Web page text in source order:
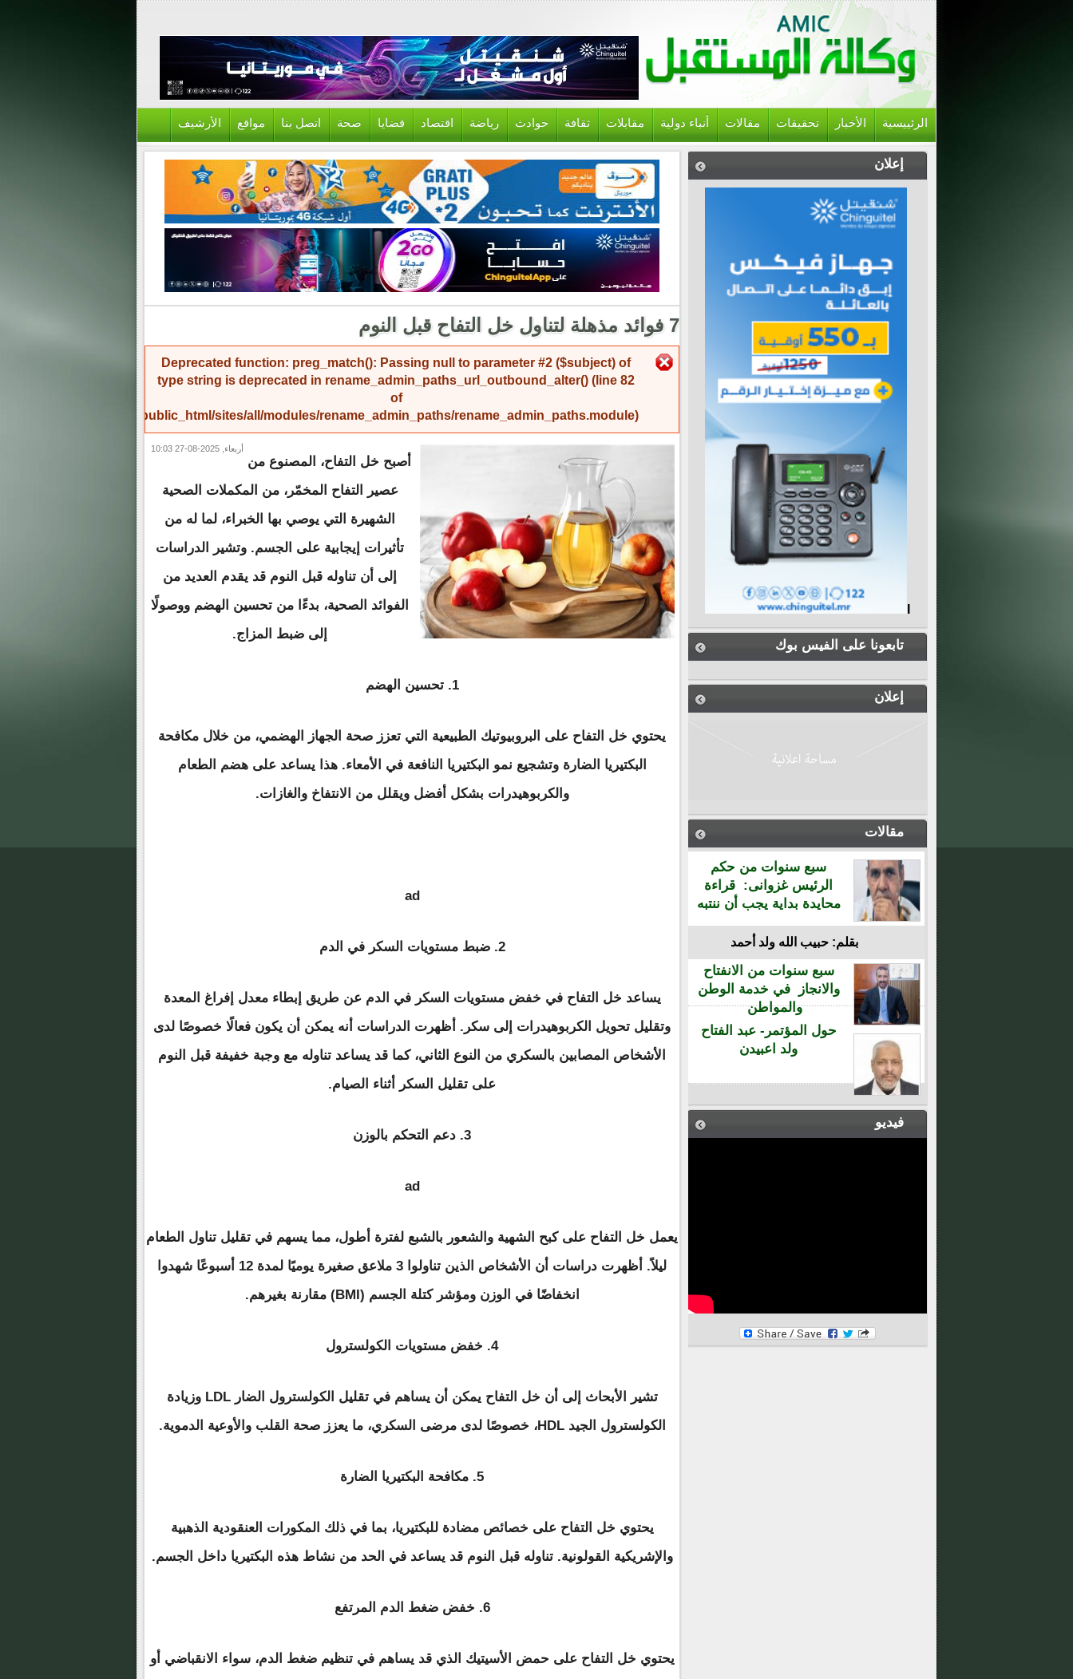
الرئييسية الأخبار تحقيقات مقالات أنباء دولية مقابلات ثقافة حوادث رياضة اقتصاد قضايا صحة اتصل بنا مواقع الأرشيف
إعلان
تابعونا على الفيس بوك
إعلان
مقالات
سبع سنوات من حكم
الرئيس غزوانى: قراءة
محايدة بداية يجب أن ننتبه
بقلم: حبيب الله ولد أحمد
سبع سنوات من الانفتاح
والانجاز في خدمة الوطن
والمواطن
حول المؤتمر- عبد الفتاح
ولد اعبيدن
فيديو
7 فوائد مذهلة لتناول خل التفاح قبل النوم
رسالة الخطأ Deprecated function: preg_match(): Passing null to parameter #2 ($subject) of
type string is deprecated in rename_admin_paths_url_outbound_alter() (line 82
of
/home/amicinf1/public_html/sites/all/modules/rename_admin_paths/rename_admin_paths.module).
أربعاء, 2025-08-27 10:03
أصبح خل التفاح، المصنوع من
عصير التفاح المخمّر، من المكملات الصحية
الشهيرة التي يوصي بها الخبراء، لما له من
تأثيرات إيجابية على الجسم. وتشير الدراسات
إلى أن تناوله قبل النوم قد يقدم العديد من
الفوائد الصحية، بدءًا من تحسين الهضم ووصولًا
إلى ضبط المزاج.
1. تحسين الهضم
يحتوي خل التفاح على البروبيوتيك الطبيعية التي تعزز صحة الجهاز الهضمي، من خلال مكافحة
البكتيريا الضارة وتشجيع نمو البكتيريا النافعة في الأمعاء. هذا يساعد على هضم الطعام
والكربوهيدرات بشكل أفضل ويقلل من الانتفاخ والغازات.
ad
2. ضبط مستويات السكر في الدم
يساعد خل التفاح في خفض مستويات السكر في الدم عن طريق إبطاء معدل إفراغ المعدة
وتقليل تحويل الكربوهيدرات إلى سكر. أظهرت الدراسات أنه يمكن أن يكون فعالًا خصوصًا لدى
الأشخاص المصابين بالسكري من النوع الثاني، كما قد يساعد تناوله مع وجبة خفيفة قبل النوم
على تقليل السكر أثناء الصيام.
3. دعم التحكم بالوزن
ad
يعمل خل التفاح على كبح الشهية والشعور بالشبع لفترة أطول، مما يسهم في تقليل تناول الطعام
ليلاً. أظهرت دراسات أن الأشخاص الذين تناولوا 3 ملاعق صغيرة يوميًا لمدة 12 أسبوعًا شهدوا
انخفاضًا في الوزن ومؤشر كتلة الجسم (BMI) مقارنة بغيرهم.
4. خفض مستويات الكولسترول
تشير الأبحاث إلى أن خل التفاح يمكن أن يساهم في تقليل الكولسترول الضار LDL وزيادة
الكولسترول الجيد HDL، خصوصًا لدى مرضى السكري، ما يعزز صحة القلب والأوعية الدموية.
5. مكافحة البكتيريا الضارة
يحتوي خل التفاح على خصائص مضادة للبكتيريا، بما في ذلك المكورات العنقودية الذهبية
والإشريكية القولونية. تناوله قبل النوم قد يساعد في الحد من نشاط هذه البكتيريا داخل الجسم.
6. خفض ضغط الدم المرتفع
يحتوي خل التفاح على حمض الأسيتيك الذي قد يساهم في تنظيم ضغط الدم، سواء الانقباضي أو